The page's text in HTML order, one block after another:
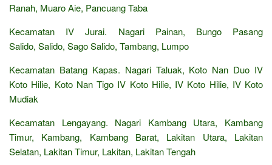
Ranah, Muaro Aie, Pancuang Taba
Kecamatan IV Jurai. Nagari Painan, Bungo Pasang
Salido, Salido, Sago Salido, Tambang, Lumpo
Kecamatan Batang Kapas. Nagari Taluak, Koto Nan Duo IV
Koto Hilie, Koto Nan Tigo IV Koto Hilie, IV Koto Hilie, IV Koto
Mudiak
Kecamatan Lengayang. Nagari Kambang Utara, Kambang
Timur, Kambang, Kambang Barat, Lakitan Utara, Lakitan
Selatan, Lakitan Timur, Lakitan, Lakitan Tengah